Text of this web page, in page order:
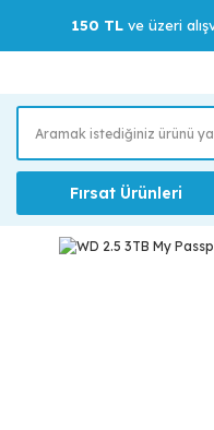
150 TLve üzeri
Fırsat Ürünleri